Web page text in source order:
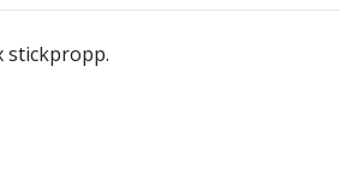
stickpropp.